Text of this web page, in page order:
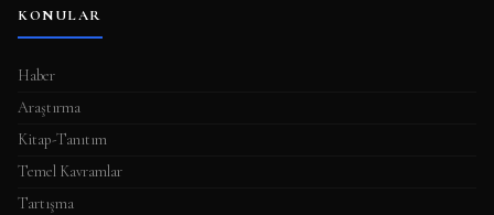
KONULAR
Haber
Araştırma
Kitap-Tanıtım
Temel Kavramlar
Tartışma